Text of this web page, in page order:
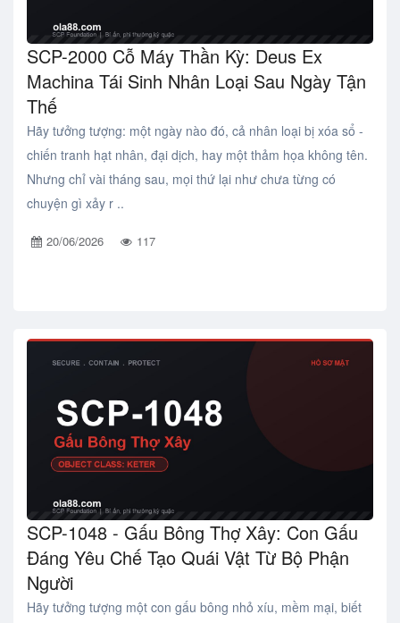
SCP-2000 Cỗ Máy Thần Kỳ: Deus Ex
Machina Tái Sinh Nhân Loại Sau Ngày Tận
Thế
Hãy tưởng tượng: một ngày nào đó, cả nhân loại bị xóa sổ -
chiến tranh hạt nhân, đại dịch, hay một thảm họa không tên.
Nhưng chỉ vài tháng sau, mọi thứ lại như chưa từng có
chuyện gì xảy r ..
20/06/2026 117
SCP-1048 - Gấu Bông Thợ Xây: Con Gấu
Đáng Yêu Chế Tạo Quái Vật Từ Bộ Phận
Người
Hãy tưởng tượng một con gấu bông nhỏ xíu, mềm mại, biết